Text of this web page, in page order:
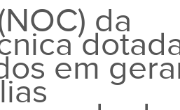
da
em